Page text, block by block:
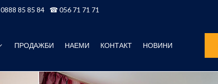
0888 85 85 84 ☎ 056 71 71 71
ПРОДАЖБИ НАЕМИ КОНТАКТ НОВИНИ